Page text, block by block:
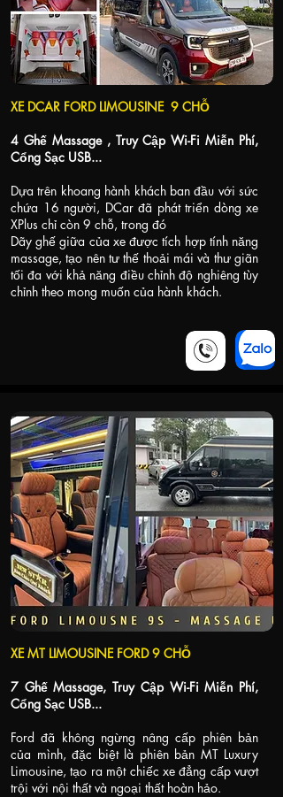
XE DCAR FORD LIMOUSINE 9 CHỖ
4 Ghế Massage , Truy Cập Wi-Fi Miễn Phí,
Cổng Sạc USB...
Dựa trên khoang hành khách ban đầu với sức
chứa 16 người, DCar đã phát triển dòng xe
XPlus chỉ còn 9 chỗ, trong đó
Dãy ghế giữa của xe được tích hợp tính năng
massage, tạo nên tư thế thoải mái và thư giãn
tối đa với khả năng điều chỉnh độ nghiêng tùy
chỉnh theo mong muốn của hành khách.
XE MT LIMOUSINE FORD 9 CHỖ
7 Ghế Massage, Truy Cập Wi-Fi Miễn Phí,
Cổng Sạc USB...
Ford đã không ngừng nâng cấp phiên bản
của mình, đặc biệt là phiên bản MT Luxury
Limousine, tạo ra một chiếc xe đẳng cấp vượt
trội với nội thất và ngoại thất hoàn hảo.